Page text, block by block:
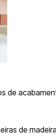
de
de madeira